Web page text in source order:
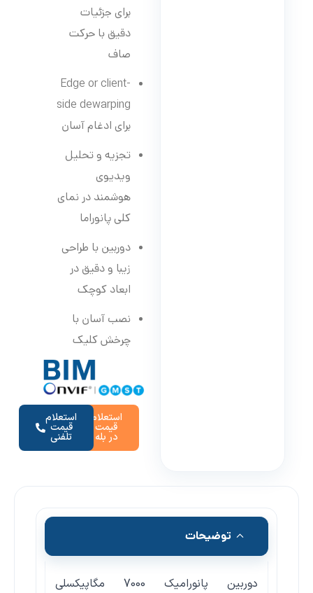
برای جزئیات
دقیق با حرکت
صاف
Edge or client-
side dewarping
برای ادغام آسان
تجزیه و تحلیل
ویدیوی
هوشمند در نمای
کلی پانوراما
دوربین با طراحی
زیبا و دقیق در
ابعاد کوچک
نصب آسان با
چرخش کلیک
استعلام
قیمت
در بله
استعلام
قیمت
تلفنی
توضیحات
دوربین پانورامیک 7000 مگاپیکسلی